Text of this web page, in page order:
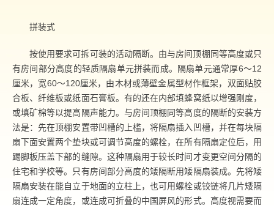
拼装式
按使用要求可拆可装的活动隔断。由与房间顶棚同等高度或只
有房间部分高度的轻质隔扇单元拼装而成。隔扇单元通常厚6～12
厘米，宽60～120厘米，由木材或薄壁金属型材作框架，双面贴胶
合板、纤维板或纸面石膏板。有的还在内部填蜂窝纸以增强刚度，
或填矿棉等以提高隔声能力。与房间顶棚同等高度的隔断的安装方
法是：先在顶棚安置带凹槽的上槛，将隔扇插入凹槽，并在每块隔
扇下面安置两个垫块或可调节高度的螺栓，在所有隔扇定位后，用
踢脚板压盖下部的缝隙。这种隔扇用于较长时间才变更空间分隔的
住宅和学校等。只有房间部分高度的矮隔断用矮隔扇装成。先将矮
隔扇安装在能自立于地面的立柱上，也可用螺栓或铰链将几片矮隔
扇连成一定角度，或连成可折叠的中国屏风的形式。高度视需要而